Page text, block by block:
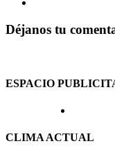
Déjanos tu
ESPACIO
CLIMA ACTUAL